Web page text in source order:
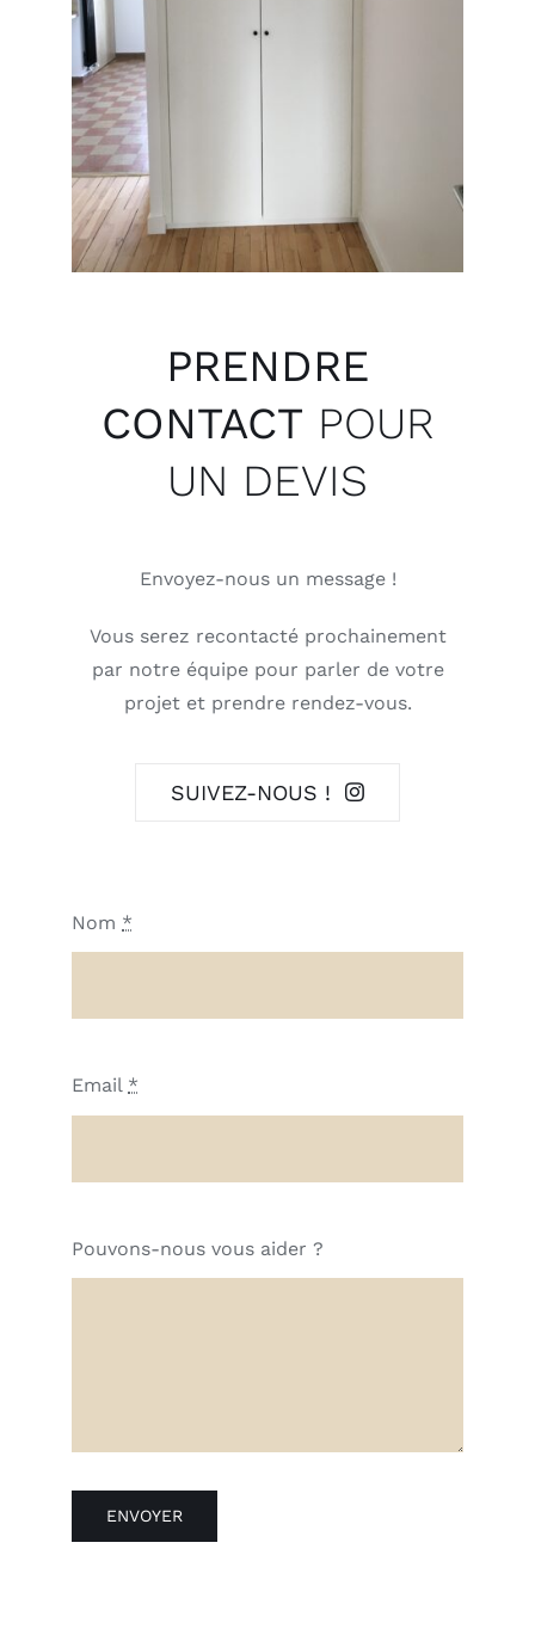
PRENDRE
CONTACT POUR
UN DEVIS
Envoyez-nous un message !
Vous serez recontacté prochainement
par notre équipe pour parler de votre
projet et prendre rendez-vous.
SUIVEZ-NOUS !
Nom *
Email *
Pouvons-nous vous aider ?
ENVOYER